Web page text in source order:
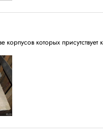
корпусов которых присутствует